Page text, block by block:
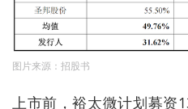
图片来源：招股书
上市前，裕太微计划募资